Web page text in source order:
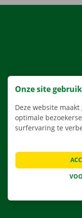
Onze site
Deze website
optimale
surfervaring te